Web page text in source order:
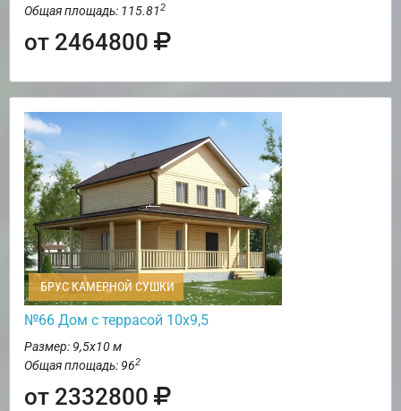
Общая площадь: 115.812
от 2464800
БРУС КАМЕРНОЙ СУШКИ
№66 Дом с террасой 10х9,5
Размер: 9,5х10 м
Общая площадь: 962
от 2332800